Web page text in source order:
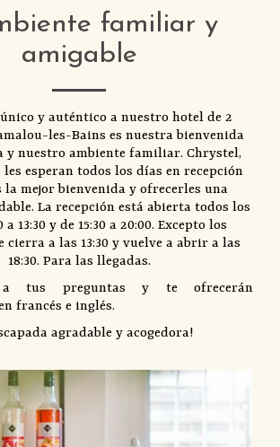
familiar y
amigable
único y auténtico a nuestro hotel de 2
les-Bains es nuestra bienvenida
y nuestro ambiente familiar. Chrystel,
les esperan todos los días en recepción
la mejor bienvenida y ofrecerles una
La recepción está abierta todos los
a 13:30 y de 15:30 a 20:00. Excepto los
cierra a las 13:30 y vuelve a abrir a las
18:30. Para las llegadas.
a tus preguntas y te ofrecerán
francés e inglés.
agradable y acogedora!